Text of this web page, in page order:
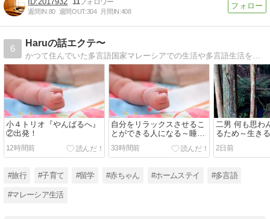
週間IN:80 週間OUT:304 月間IN:408
6
Haruの話エクテ〜
かつて住んでいた多言語国家マレーシアでの生活や多言語生活を紹介しています。自然と多言語をgetしていく子どもたちの様子や言語習得のプロセス、多言語生活とは何かを発信中。マレーシアの楽しい文化や習慣も公開中です。
小４トリオ『やんばるへ』
②出発！
12時間前
自分をリラックスさせるこ
とができる人になる～睡眠
を削ってのゲーム➡要注意
「失明＆てんかん」
33時間前
二男 何も思わ
るため～生きる
2日前
#旅行 #子育て #留学 #赤ちゃん #ホームステイ #多言語
#マレーシア生活